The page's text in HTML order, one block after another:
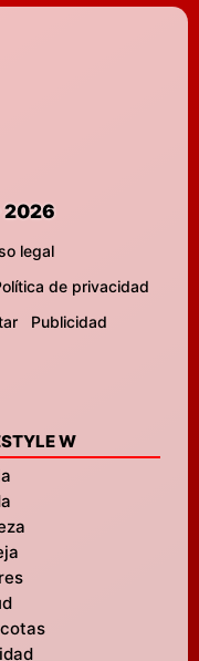
2026
legal
de privacidad
Publicidad
W